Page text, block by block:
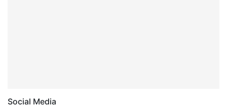
Social Media